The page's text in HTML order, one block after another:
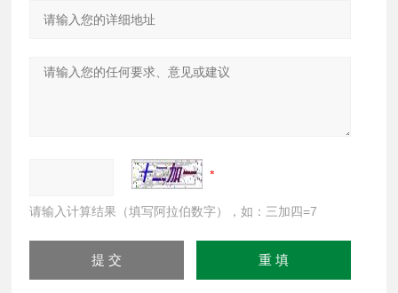
请输入计算结果（填写阿拉伯数字），如：三加四=7